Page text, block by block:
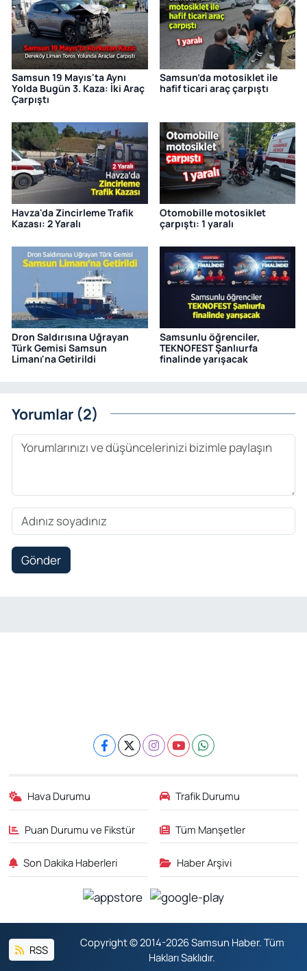
Samsun 19 Mayıs'ta Aynı
Yolda Bugün 3. Kaza: İki Araç
Çarpıştı
Samsun’da motosiklet ile
hafif ticari araç çarpıştı
Havza'da Zincirleme Trafik
Kazası: 2 Yaralı
Otomobille motosiklet
çarpıştı: 1 yaralı
Dron Saldırısına Uğrayan
Türk Gemisi Samsun
Limanı'na Getirildi
Samsunlu öğrenciler,
TEKNOFEST Şanlıurfa
finalinde yarışacak
Yorumlar (2)
Gönder
Hava Durumu Trafik Durumu
Puan Durumu ve Fikstür Tüm Manşetler
Son Dakika Haberleri Haber Arşivi
RSS
Copyright © 2014-2026 Samsun Haber. Tüm
Hakları Saklıdır.